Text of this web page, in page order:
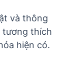
và thông
tương thích
hiện có.